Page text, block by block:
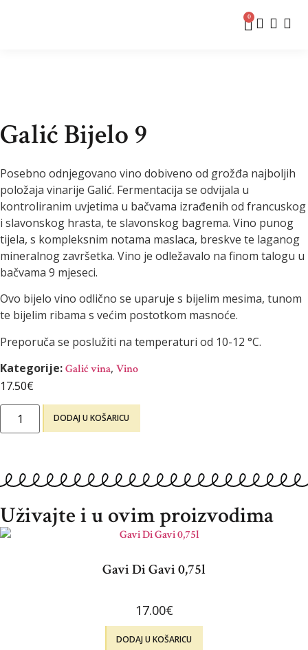
0
Galić Bijelo 9
Posebno odnjegovano vino dobiveno od grožđa najboljih
položaja vinarije Galić. Fermentacija se odvijala u
kontroliranim uvjetima u bačvama izrađenih od francuskog
i slavonskog hrasta, te slavonskog bagrema. Vino punog
tijela, s kompleksnim notama maslaca, breskve te laganog
mineralnog završetka. Vino je odležavalo na finom talogu u
bačvama 9 mjeseci.
Ovo bijelo vino odlično se uparuje s bijelim mesima, tunom
te bijelim ribama s većim postotkom masnoće.
Preporuča se poslužiti na temperaturi od 10-12 °C.
Kategorije:Galić vina, Vino
17.50€
DODAJ U KOŠARICU
Uživajte i u ovim proizvodima
Gavi Di Gavi 0,75l
17.00€
DODAJ U KOŠARICU